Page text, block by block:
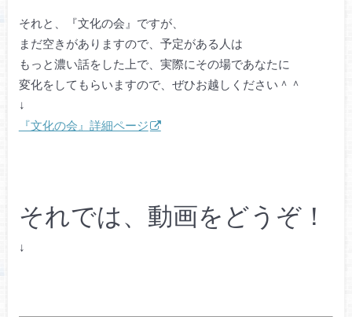
それと、『文化の会』ですが、
まだ空きがありますので、予定がある人は
もっと濃い話をした上で、実際にその場であなたに
変化をしてもらいますので、ぜひお越しください＾＾
↓
『文化の会』詳細ページ
それでは、動画をどうぞ！
↓